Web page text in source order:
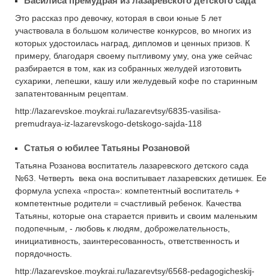
Это рассказ про девочку, которая в свои юные 5 лет
участвовала в большом количестве конкурсов, во многих из
которых удостоилась наград, дипломов и ценных призов. К
примеру, благодаря своему пытливому уму, она уже сейчас
разбирается в том, как из собранных желудей изготовить
сухарики, лепешки, кашу или желудевый кофе по старинным
запатентованным рецептам.
http://lazarevskoe.moykrai.ru/lazarevtsy/6835-vasilisa-
premudraya-iz-lazarevskogo-detskogo-sajda-118
Статья о юбилее Татьяны Розановой
Татьяна Розанова воспитатель лазаревского детского сада
№63. Четверть века она воспитывает лазаревских детишек. Ее
формула успеха «проста»: компетентный воспитатель +
компетентные родители = счастливый ребенок. Качества
Татьяны, которые она старается привить и своим маленьким
подопечным, - любовь к людям, доброжелательность,
инициативность, заинтересованность, ответственность и
порядочность.
http://lazarevskoe.moykrai.ru/lazarevtsy/6568-pedagogicheskij-